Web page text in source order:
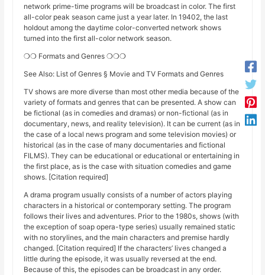
network prime-time programs will be broadcast in color. The first
all-color peak season came just a year later. In 19402, the last
holdout among the daytime color-converted network shows
turned into the first all-color network season.
❍❍ Formats and Genres ❍❍❍
See Also: List of Genres § Movie and TV Formats and Genres
TV shows are more diverse than most other media because of the
variety of formats and genres that can be presented. A show can
be fictional (as in comedies and dramas) or non-fictional (as in
documentary, news, and reality television). It can be current (as in
the case of a local news program and some television movies) or
historical (as in the case of many documentaries and fictional
FILMS). They can be educational or educational or entertaining in
the first place, as is the case with situation comedies and game
shows. [Citation required]
A drama program usually consists of a number of actors playing
characters in a historical or contemporary setting. The program
follows their lives and adventures. Prior to the 1980s, shows (with
the exception of soap opera-type series) usually remained static
with no storylines, and the main characters and premise hardly
changed. [Citation required] If the characters’ lives changed a
little during the episode, it was usually reversed at the end.
Because of this, the episodes can be broadcast in any order.